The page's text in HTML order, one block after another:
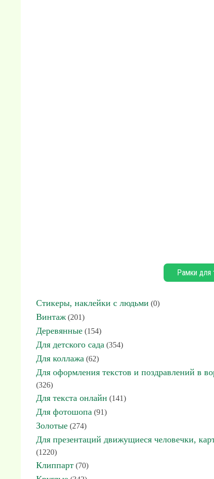
Рамки для
Стикеры, наклейки с людьми (0)
Винтаж (201)
Деревянные (154)
Для детского сада (354)
Для коллажа (62)
Для оформления текстов и поздравлений в
(326)
Для текста онлайн (141)
Для фотошопа (91)
Золотые (274)
Для презентаций движущиеся человечки,
(1220)
Клиппарт (70)